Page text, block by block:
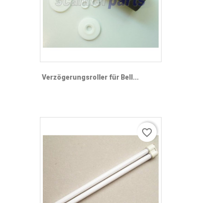
Verzögerungsroller für Bell...
favorite_border